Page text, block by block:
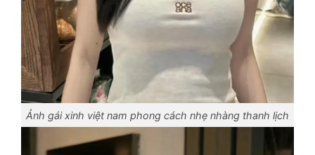
Ảnh gái xinh việt nam phong cách nhẹ nhàng thanh lịch